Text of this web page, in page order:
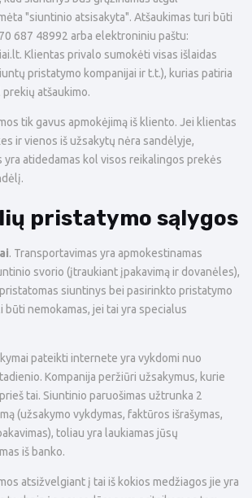
"siuntinio atsisakyta". Atšaukimas turi būti
687 48992 arba elektroniniu paštu:
. Klientas privalo sumokėti visas išlaidas
pristatymo kompanijai ir t.t.), kurias patiria
atšaukimo.
tik gavus apmokėjimą iš kliento. Jei klientas
ir vienos iš užsakytų nėra sandėlyje,
yra atidedamas kol visos reikalingos prekės
pristatymo sąlygos
. Transportavimas yra apmokestinamas
svorio (įtraukiant įpakavimą ir dovanėles),
siuntinys bei pasirinkto pristatymo
būti nemokamas, jei tai yra specialus
pateikti internete yra vykdomi nuo
Kompanija peržiūri užsakymus, kurie
tai. Siuntinio paruošimas užtrunka 2
(užsakymo vykdymas, faktūros išrašymas,
toliau yra laukiamas jūsų
iš banko.
atsižvelgiant į tai iš kokios medžiagos jie yra